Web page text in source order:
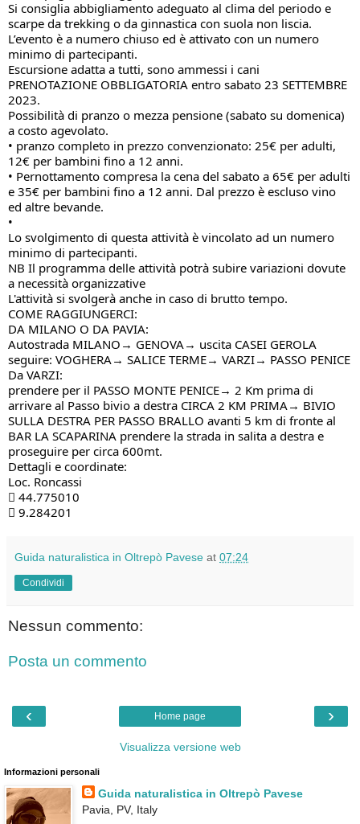
Si consiglia abbigliamento adeguato al clima del periodo e
scarpe da trekking o da ginnastica con suola non liscia.
L’evento è a numero chiuso ed è attivato con un numero
minimo di partecipanti.
Escursione adatta a tutti, sono ammessi i cani
PRENOTAZIONE OBBLIGATORIA entro sabato 23 SETTEMBRE
2023.
Possibilità di pranzo o mezza pensione (sabato su domenica)
a costo agevolato.
• pranzo completo in prezzo convenzionato: 25€ per adulti,
12€ per bambini fino a 12 anni.
• Pernottamento compresa la cena del sabato a 65€ per adulti
e 35€ per bambini fino a 12 anni. Dal prezzo è escluso vino
ed altre bevande.
•
Lo svolgimento di questa attività è vincolato ad un numero
minimo di partecipanti.
NB Il programma delle attività potrà subire variazioni dovute
a necessità organizzative
L'attività si svolgerà anche in caso di brutto tempo.
COME RAGGIUNGERCI:
DA MILANO O DA PAVIA:
Autostrada MILANO→ GENOVA→ uscita CASEI GEROLA
seguire: VOGHERA→ SALICE TERME→ VARZI→ PASSO PENICE
Da VARZI:
prendere per il PASSO MONTE PENICE→ 2 Km prima di
arrivare al Passo bivio a destra CIRCA 2 KM PRIMA→ BIVIO
SULLA DESTRA PER PASSO BRALLO avanti 5 km di fronte al
BAR LA SCAPARINA prendere la strada in salita a destra e
proseguire per circa 600mt.
Dettagli e coordinate:
Loc. Roncassi
 44.775010
 9.284201
Guida naturalistica in Oltrepò Pavese at 07:24
Condividi
Nessun commento:
Posta un commento
‹ ›
Home page
Visualizza versione web
Informazioni personali
Guida naturalistica in Oltrepò Pavese
Pavia, PV, Italy